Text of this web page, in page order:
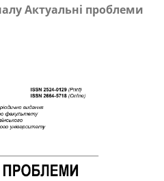
Актуальні проблеми